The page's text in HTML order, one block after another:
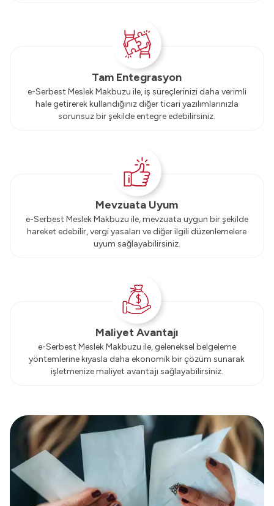
Tam Entegrasyon
e-Serbest Meslek Makbuzu ile, iş süreçlerinizi daha verimli
hale getirerek kullandığınız diğer ticari yazılımlarınızla
sorunsuz bir şekilde entegre edebilirsiniz.
Mevzuata Uyum
e-Serbest Meslek Makbuzu ile, mevzuata uygun bir şekilde
hareket edebilir, vergi yasaları ve diğer ilgili düzenlemelere
uyum sağlayabilirsiniz.
Maliyet Avantajı
e-Serbest Meslek Makbuzu ile, geleneksel belgeleme
yöntemlerine kıyasla daha ekonomik bir çözüm sunarak
işletmenize maliyet avantajı sağlayabilirsiniz.